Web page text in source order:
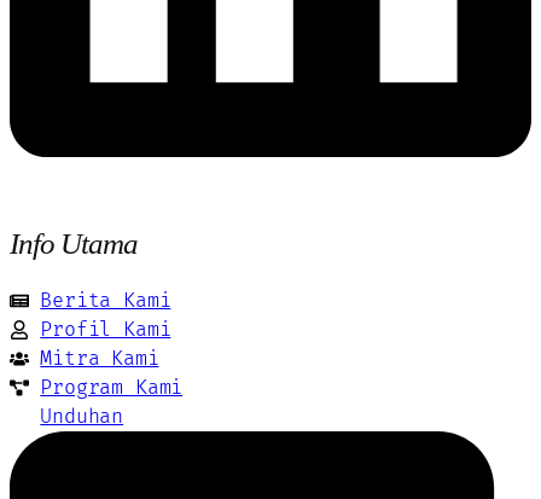
Info Utama
Berita Kami
Profil Kami
Mitra Kami
Program Kami
Unduhan